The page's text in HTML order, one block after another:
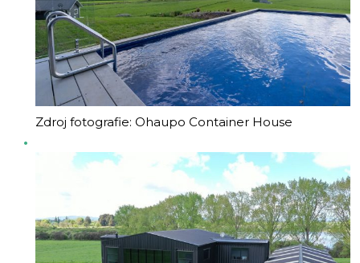
Zdroj fotografie: Ohaupo Container House